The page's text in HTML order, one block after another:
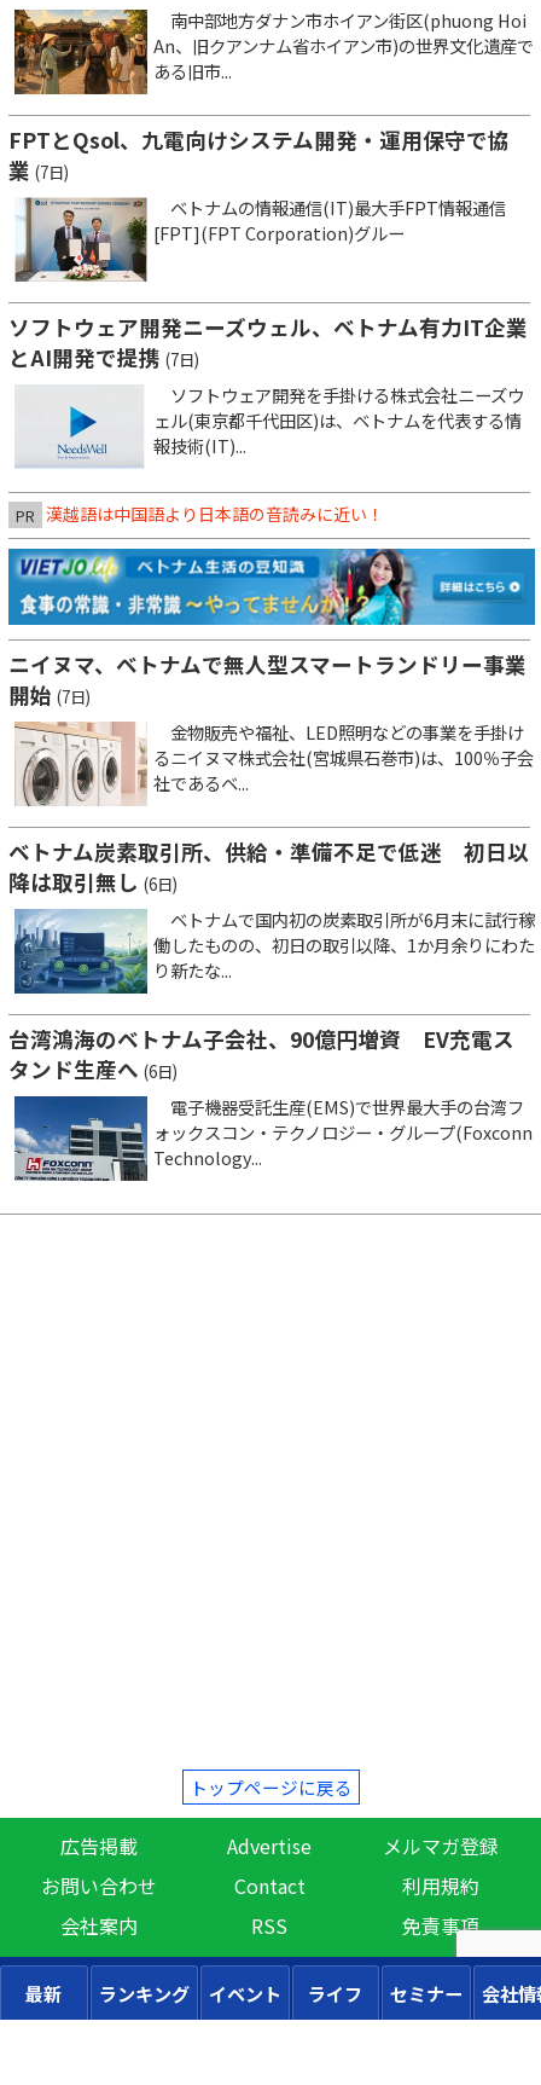
南中部地方ダナン市ホイアン街区(phuong Hoi
An、旧クアンナム省ホイアン市)の世界文化遺産で
ある旧市...
FPTとQsol、九電向けシステム開発・運用保守で協
業 (7日)
ベトナムの情報通信(IT)最大手FPT情報通信
[FPT](FPT Corporation)グルー
ソフトウェア開発ニーズウェル、ベトナム有力IT企業
とAI開発で提携 (7日)
ソフトウェア開発を手掛ける株式会社ニーズウ
ェル(東京都千代田区)は、ベトナムを代表する情
報技術(IT)...
PR 漢越語は中国語より日本語の音読みに近い！
ニイヌマ、ベトナムで無人型スマートランドリー事業
開始 (7日)
金物販売や福祉、LED照明などの事業を手掛け
るニイヌマ株式会社(宮城県石巻市)は、100％子会
社であるベ...
ベトナム炭素取引所、供給・準備不足で低迷 初日以
降は取引無し (6日)
ベトナムで国内初の炭素取引所が6月末に試行稼
働したものの、初日の取引以降、1か月余りにわた
り新たな...
台湾鴻海のベトナム子会社、90億円増資 EV充電ス
タンド生産へ (6日)
電子機器受託生産(EMS)で世界最大手の台湾フ
ォックスコン・テクノロジー・グループ(Foxconn
Technology...
トップページに戻る
広告掲載 Advertise
メルマガ登録
お問い合わせ
Contact
利用規約
会社案内
RSS 免責事項
最新 ランキング イベント ライフ セミナー 会社